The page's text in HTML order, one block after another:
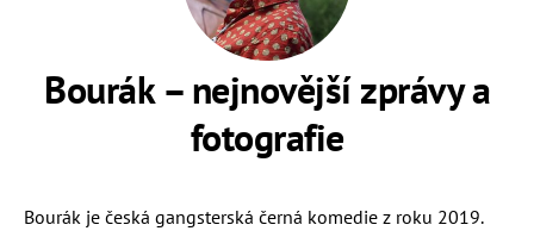
Bourák – nejnovější zprávy a
fotografie
Bourák je česká gangsterská černá komedie z roku 2019.